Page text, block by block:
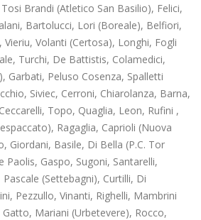
Brandi (Atletico San Basilio), Felici,
Bartolucci, Lori (Boreale), Belfiori,
Volanti (Certosa), Longhi, Fogli
Turchi, De Battistis, Colamedici,
Garbati, Peluso Cosenza, Spalletti
Siviec, Cerroni, Chiarolanza, Barna,
Topo, Quaglia, Leon, Rufini ,
Ragaglia, Caprioli (Nuova
Giordani, Basile, Di Bella (P.C. Tor
Paolis, Gaspo, Sugoni, Santarelli,
(Settebagni), Curtilli, Di
Pezzullo, Vinanti, Righelli, Mambrini
Gatto, Mariani (Urbetevere), Rocco,